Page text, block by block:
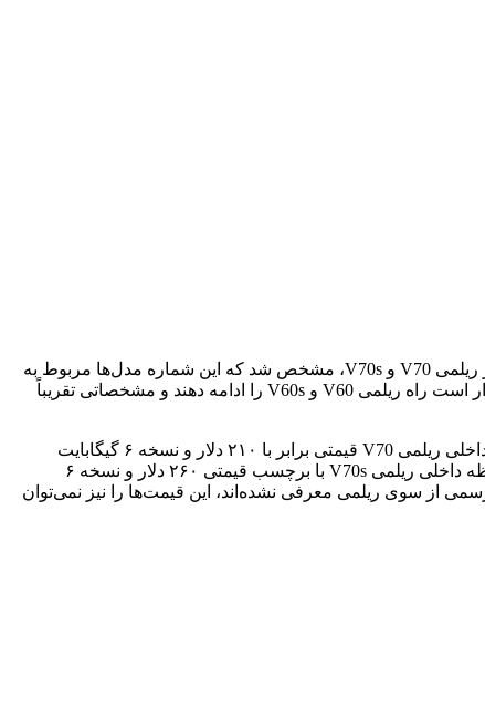
چندی پیش، دو مدل گوشی RMX3946 و RMX3948 از شرکت ریلمی تاییدیه‌های 3C و MIIT را دریافت کردند. حال، با رونمایی از اولین تصاویر ریلمی V70 و V70s، مشخص شد که این شماره مدل‌ها مربوط به
دو گوشی مذکور بوده و قرار تصاویر و مشخصات فنی آنان نیز در قسمت محصولات وبسایت China Telecom رویت شده‌اند. این دو گوشی، قرار است راه ریلمی V60 و V60s را ادامه دهند و مشخصاتی تقریباً
دو گوشی ریلمی V70 و V70s دارای دو مدل حافظه داخلی با قیمت‌های متفاوت هستند. نسخه ۸ گیگابایت حافظه رم و ۲۵۶ گیگابایت حافظه داخلی ریلمی V70 قیمتی برابر با ۲۱۰ دلار و نسخه ۶ گیگابایت
حافظه رم و ۱۲۸ گیگابایت حافظه داخلی آن نیز قیمتی برابر با ۱۶۵ دلار دارد. از طرف دیگر، مدل ۸ گیگابایت حافظه رم و ۲۵۶ گیگابایت حافظه داخلی ریلمی V70s با برچسب قیمتی ۲۶۰ دلار و نسخه ۶
که دو دستگاه هنوز به صورت رسمی از سوی ریلمی معرفی نشده‌اند، این قیمت‌ها را نیز نمی‌توان